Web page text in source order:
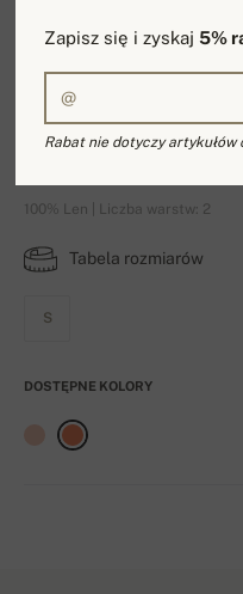
Romane
100% Len | Liczba warstw: 2
Tabela rozmiarów
S
DOSTĘPNE KOLORY
Zapisz się i zyskaj5%
Rabat nie dotyczy artykułów